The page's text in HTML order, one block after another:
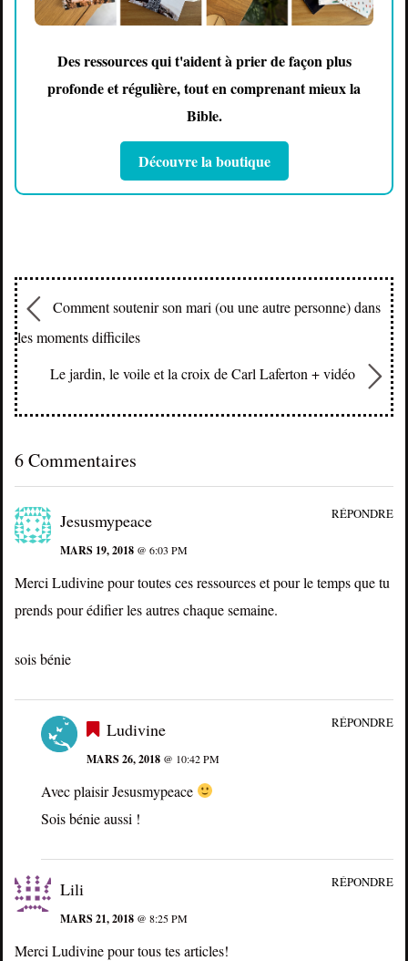
Des ressources qui t'aident à prier de façon plus
profonde et régulière, tout en comprenant mieux la
Bible.
Découvre la boutique
Comment soutenir son mari (ou une autre personne) dans
les moments difficiles
Le jardin, le voile et la croix de Carl Laferton + vidéo
6 Commentaires
Jesusmypeace
MARS 19, 2018 @ 6:03 PM
Merci Ludivine pour toutes ces ressources et pour le temps que tu
prends pour édifier les autres chaque semaine.
sois bénie
RÉPONDRE
Ludivine
MARS 26, 2018 @ 10:42 PM
Avec plaisir Jesusmypeace
Sois bénie aussi !
RÉPONDRE
Lili
MARS 21, 2018 @ 8:25 PM
Merci Ludivine pour tous tes articles!
RÉPONDRE